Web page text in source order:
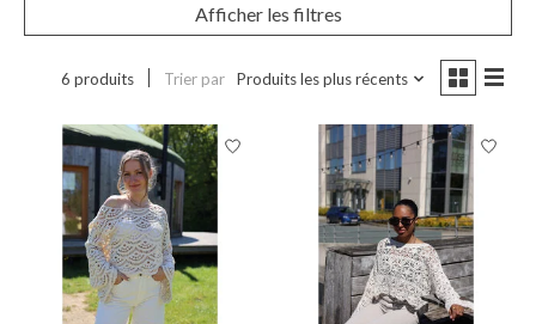
Afficher les filtres
6 produits Trier par Produits les plus récents